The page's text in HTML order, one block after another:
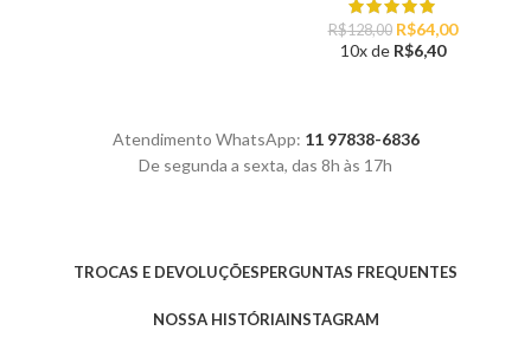
R$128,00 O
preço
R$64,00O
10x de R$6,40
Atendimento WhatsApp: 11 97838-6836
De segunda a sexta, das 8h às 17h
TROCAS E DEVOLUÇÕESPERGUNTAS FREQUENTES
NOSSA HISTÓRIAINSTAGRAM